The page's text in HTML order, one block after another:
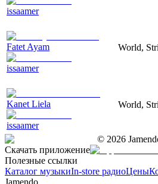
issaamer
Fatet Ayam
issaamer
World,
Kanet Liela
issaamer
World,
© 2026
Скачать приложение
Полезные ссылки
Каталог музыкиIn-store радиоЦены
Jamendo